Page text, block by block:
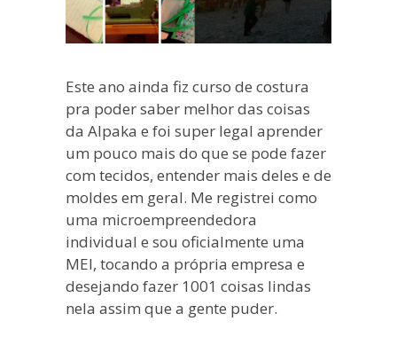
Este ano ainda fiz curso de costura
pra poder saber melhor das coisas
da Alpaka e foi super legal aprender
um pouco mais do que se pode fazer
com tecidos, entender mais deles e de
moldes em geral. Me registrei como
uma microempreendedora
individual e sou oficialmente uma
MEI, tocando a própria empresa e
desejando fazer 1001 coisas lindas
nela assim que a gente puder.